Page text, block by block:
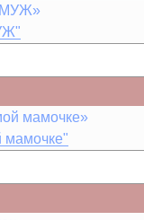
мамочке"